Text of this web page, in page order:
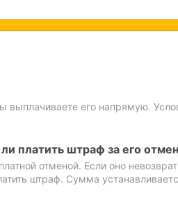
выплачиваете его напрямую.
платить штраф за его
отменой. Если оно
штраф. Сумма